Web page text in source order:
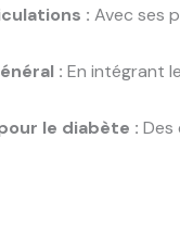
: Avec ses
: En intégrant
le diabète : Des